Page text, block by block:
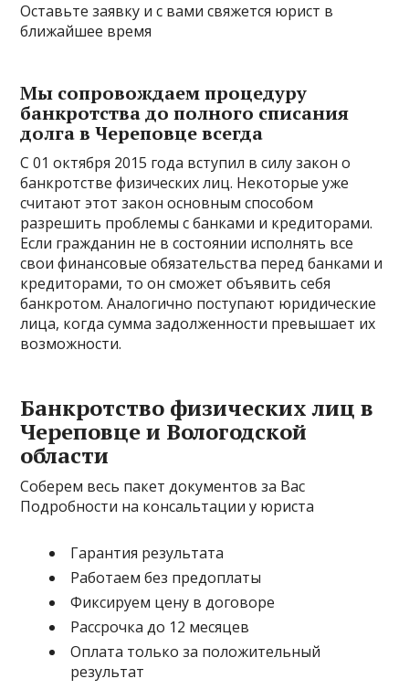
Оставьте заявку и с вами свяжется юрист в
ближайшее время
Мы сопровождаем процедуру
банкротства до полного списания
долга в Череповце всегда
С 01 октября 2015 года вступил в силу закон о
банкротстве физических лиц. Некоторые уже
считают этот закон основным способом
разрешить проблемы с банками и кредиторами.
Если гражданин не в состоянии исполнять все
свои финансовые обязательства перед банками и
кредиторами, то он сможет объявить себя
банкротом. Аналогично поступают юридические
лица, когда сумма задолженности превышает их
возможности.
Банкротство физических лиц в
Череповце и Вологодской
области
Соберем весь пакет документов за Вас
Подробности на консальтации у юриста
Гарантия результата
Работаем без предоплаты
Фиксируем цену в договоре
Рассрочка до 12 месяцев
Оплата только за положительный
результат